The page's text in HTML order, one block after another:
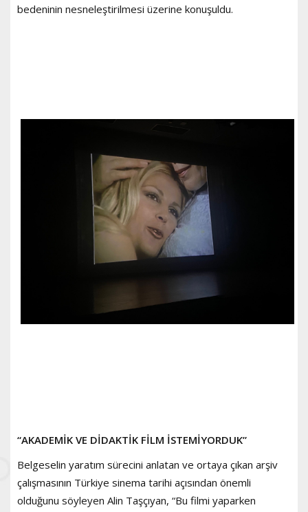
bedeninin nesneleştirilmesi üzerine konuşuldu.
“AKADEMİK VE DİDAKTİK FİLM İSTEMİYORDUK”
Belgeselin yaratım sürecini anlatan ve ortaya çıkan arşiv
çalışmasının Türkiye sinema tarihi açısından önemli
olduğunu söyleyen Alin Taşçıyan, “Bu filmi yaparken